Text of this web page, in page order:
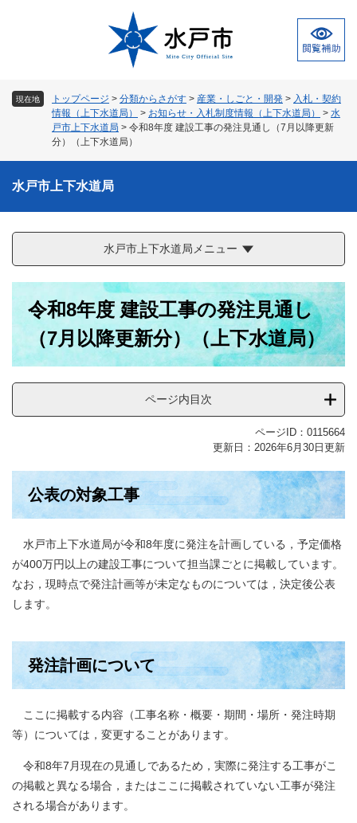
本
現在地 トップページ > 分類からさがす > 産業・しごと・開発 > 入札・契約
情報（上下水道局）
> お知らせ・入札制度情報（上下水道局） > 水
戸市上下水道局 > 令和8年度 建設工事の発注見通し（7月以降更新
分）（上下水道局）
水戸市上下水道局
水戸市上下水道局メニュー
令和8年度 建設工事の発注見通し
（7月以降更新分）（上下水道局）
ページ内目次
ページID：0115664
更新日：2026年6月30日更新
​公表の対象工事
水戸市上下水道局が令和8年度に発注を計画している，予定価格
が400万円以上の建設工事について担当課ごとに掲載しています。
なお，現時点で発注計画等が未定なものについては，決定後公表
します。
発注計画について
ここに掲載する内容（工事名称・概要・期間・場所・発注時期
等）については，変更することがあります。
令和8年7月現在の見通しであるため，実際に発注する工事がこ
の掲載と異なる場合，またはここに掲載されていない工事が発注
される場合があります。